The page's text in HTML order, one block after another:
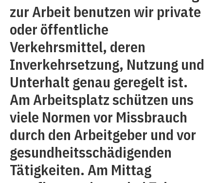
zur Arbeit benutzen wir private
oder öffentliche
Verkehrsmittel, deren
Inverkehrsetzung, Nutzung und
Unterhalt genau geregelt ist.
Am Arbeitsplatz schützen uns
viele Normen vor Missbrauch
durch den Arbeitgeber und vor
gesundheitsschädigenden
Tätigkeiten. Am Mittag